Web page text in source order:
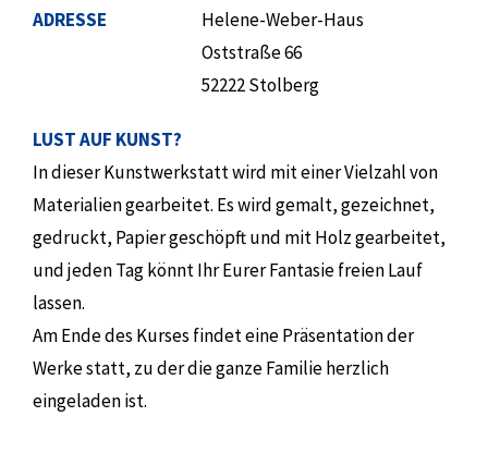
ADRESSE
Helene-Weber-Haus
Oststraße 66
52222 Stolberg
LUST AUF KUNST?
In dieser Kunstwerkstatt wird mit einer Vielzahl von
Materialien gearbeitet. Es wird gemalt, gezeichnet,
gedruckt, Papier geschöpft und mit Holz gearbeitet,
und jeden Tag könnt Ihr Eurer Fantasie freien Lauf
lassen.
Am Ende des Kurses findet eine Präsentation der
Werke statt, zu der die ganze Familie herzlich
eingeladen ist.